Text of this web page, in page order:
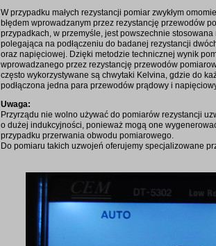
W przypadku małych rezystancji pomiar zwykłym
błędem wprowadzanym przez rezystancję przewodów
przypadkach, w przemyśle, jest powszechnie
polegająca na podłączeniu do badanej rezystancji
oraz napięciowej. Dzięki metodzie technicznej wynik
wprowadzanego przez rezystancję przewodów
często wykorzystywane są chwytaki Kelvina, gdzie do
podłączona jedna para przewodów prądowy i
Uwaga:
Przyrządu nie wolno używać do pomiarów rezystancji
o dużej indukcyjności, ponieważ mogą one
przypadku przerwania obwodu pomiarowego.
Do pomiaru takich uzwojeń oferujemy specjalizowane